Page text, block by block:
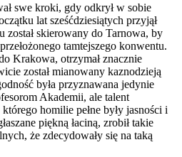
swe kroki, gdy odkrył w sobie
lat sześćdziesiątych przyjął
został skierowany do Tarnowa, by
tamtejszego konwentu.
Krakowa, otrzymał znacznie
został mianowany kaznodzieją
była przyznawana jedynie
Akademii, ale talent
homilie pełne były jasności i
piękną łaciną, zrobił takie
że zdecydowały się na taką